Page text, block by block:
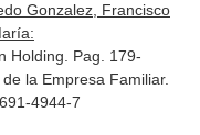
Gonzalez, Francisco
Holding. Pag. 179-
la Empresa Familiar.
4944-7